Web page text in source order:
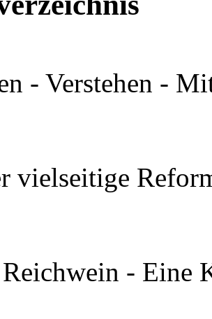
- Verstehen -
vielseitige
- Eine